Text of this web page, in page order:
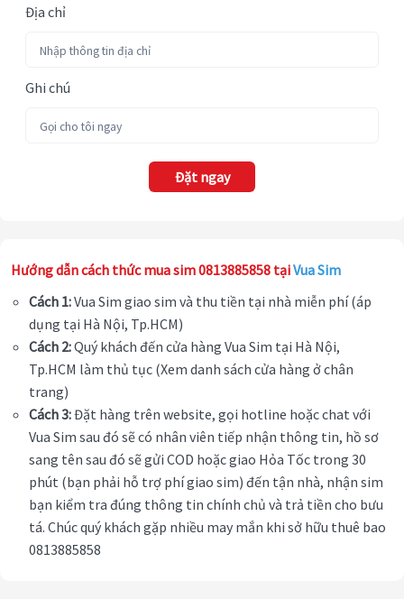
Địa chỉ
Ghi chú
Đặt ngay
Hướng dẫn cách thức mua sim 0813885858 tạiVua Sim
Cách 1:Vua Sim giao sim và thu tiền tại nhà miễn phí (áp
dụng tại Hà Nội, Tp.HCM)
Cách 2:Quý khách đến cửa hàng Vua Sim tại Hà Nội,
Tp.HCM làm thủ tục (Xem danh sách cửa hàng ở chân
trang)
Cách 3:Đặt hàng trên website, gọi hotline hoặc chat với
Vua Sim sau đó sẽ có nhân viên tiếp nhận thông tin, hồ sơ
sang tên sau đó sẽ gửi COD hoặc giao Hỏa Tốc trong 30
phút (bạn phải hỗ trợ phí giao sim) đến tận nhà, nhận sim
bạn kiểm tra đúng thông tin chính chủ và trả tiền cho bưu
tá. Chúc quý khách gặp nhiều may mắn khi sở hữu thuê bao
0813885858